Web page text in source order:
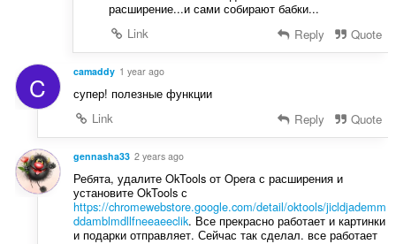
расширение...и сами собирают бабки...
Link
Reply Quote
C camaddy 1 year ago
супер! полезные функции
Link
Reply Quote
gennasha33 2 years ago
Ребята, удалите OkTools от Opera с расширения и
установите OkTools с
https://chromewebstore.google.com/detail/oktools/jicldjademm
ddamblmdllfneeaeeclik. Все прекрасно работает и картинки
и подарки отправляет. Сейчас так сделал. все работает